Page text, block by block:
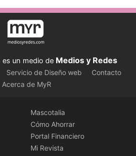
es un medio de Medios y Redes
Servicio de Diseño web
Contacto
Acerca de MyR
Mascotalia
Cómo Ahorrar
Portal Financiero
Mi Revista